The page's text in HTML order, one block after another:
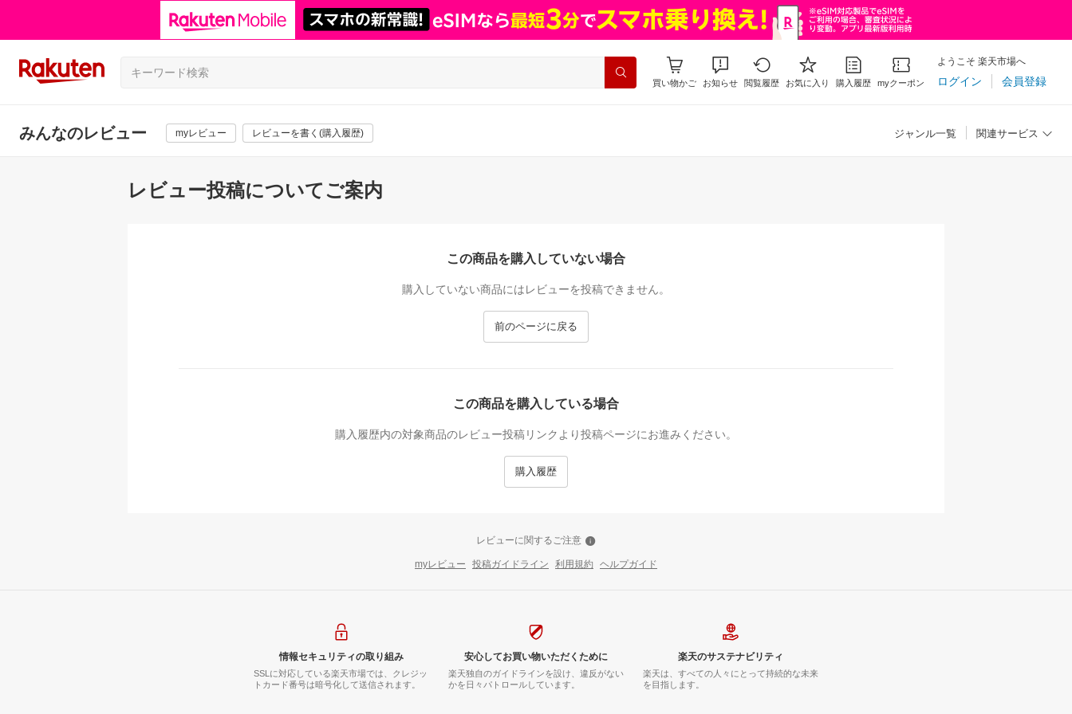
買い物かご お知らせ 閲覧履歴 お気に入り 購入履歴 myクーポン
ようこそ 楽天市場へ
ログイン 会員登録
みんなのレビュー myレビュー レビューを書く(購入履歴) ジャンル一覧 関連サービス
レビュー投稿についてご案内
この商品を購入していない場合
購入していない商品にはレビューを投稿できません。
前のページに戻る
この商品を購入している場合
購入履歴内の対象商品のレビュー投稿リンクより投稿ページにお進みください。
購入履歴
レビューに関するご注意
myレビュー 投稿ガイドライン 利用規約 ヘルプガイド
情報セキュリティの取り組み
SSLに対応している楽天市場では、クレジッ
トカード番号は暗号化して送信されます。
安心してお買い物いただくために
楽天独自のガイドラインを設け、違反がない
かを日々パトロールしています。
楽天のサステナビリティ
楽天は、すべての人々にとって持続的な未来
を目指します。